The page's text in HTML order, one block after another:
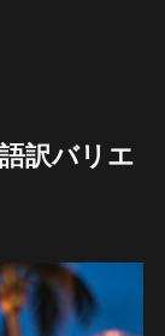
訳バリエ